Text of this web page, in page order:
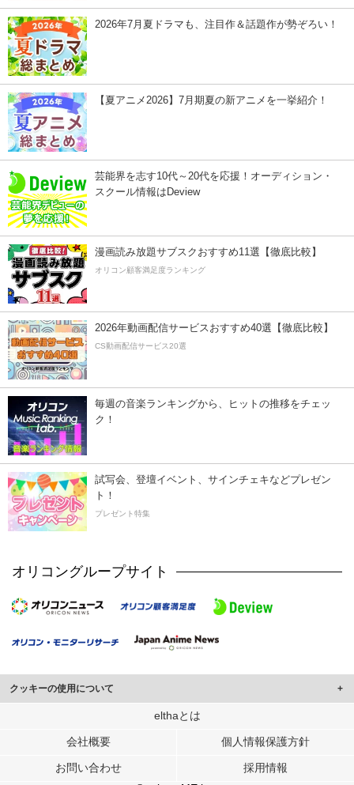
2026年7月夏ドラマも、注目作＆話題作が勢ぞろい！
【夏アニメ2026】7月期夏の新アニメを一挙紹介！
芸能界を志す10代～20代を応援！オーディション・
スクール情報はDeview
漫画読み放題サブスクおすすめ11選【徹底比較】
オリコン顧客満足度ランキング
2026年動画配信サービスおすすめ40選【徹底比較】
CS動画配信サービス20選
毎週の音楽ランキングから、ヒットの推移をチェッ
ク！
試写会、登壇イベント、サインチェキなどプレゼン
ト！
プレゼント特集
オリコングループサイト
クッキーの使用について
このサイトでは Cookie を使用して、ユーザーに合わせたコンテンツや広告の
行っています。
メディアや広告配信、データ解析の各パートナーに提供しています。
各パートナーは、この情報とユーザーが各パートナーに提供した他の情報や、
elthaとは
会社概要 個人情報保護方針
お問い合わせ
採用情報